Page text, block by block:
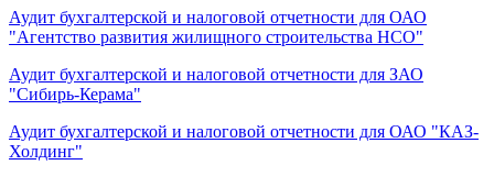
Аудит бухгалтерской и налоговой отчетности для ОАО
"Агентство развития жилищного строительства НСО"
Аудит бухгалтерской и налоговой отчетности для ЗАО
"Сибирь-Керама"
Аудит бухгалтерской и налоговой отчетности для ОАО "КАЗ-
Холдинг"